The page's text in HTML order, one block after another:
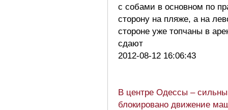
с собами в основном по
сторону на пляже, а на
стороне уже топчаны в
сдают
2012-08-12 16:06:43
В центре Одессы –
блокировано движение